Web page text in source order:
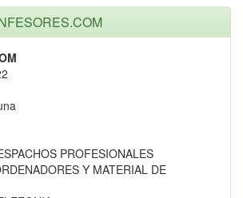
PROFESIONALES
Y MATERIAL DE